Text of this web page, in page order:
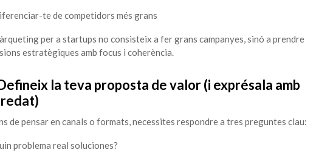
te de competidors més grans
per a startups no consisteix a fer grans campanyes, sinó a prendre
estratègiques amb focus i coherència.
la teva proposta de valor (i exprésala amb
de pensar en canals o formats, necessites respondre a tres preguntes clau:
problema real soluciones?